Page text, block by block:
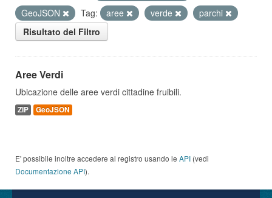
GeoJSON
Tag: aree verde
parchi
Risultato del Filtro
Aree Verdi
Ubicazione delle aree verdi cittadine fruibili.
ZIP GeoJSON
E' possibile inoltre accedere al registro usando le API (vedi
Documentazione API).